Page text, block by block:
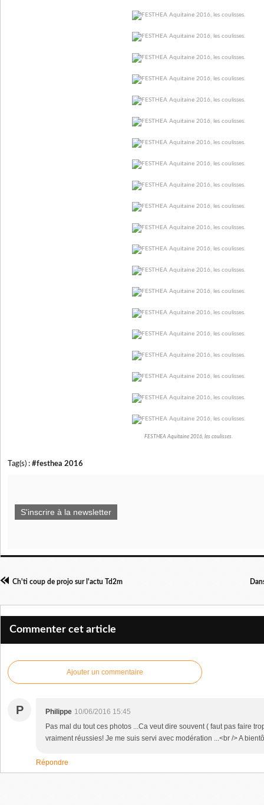
FESTHEA Aquitaine 2016, les coulisses.
Tag(s) : #festhea 2016
S'inscrire à la newsletter
Ch'ti coup de projo sur l'actu Td2m
Commenter cet article
Ajouter un commentaire
P Philippe 10/06/2016 15:45
Pas mal du tout ces photos ...Ca veut dire souvent ( faut pas faire
vraiment réussies! Je me suis servi avec modération ...<br /> A
Répondre